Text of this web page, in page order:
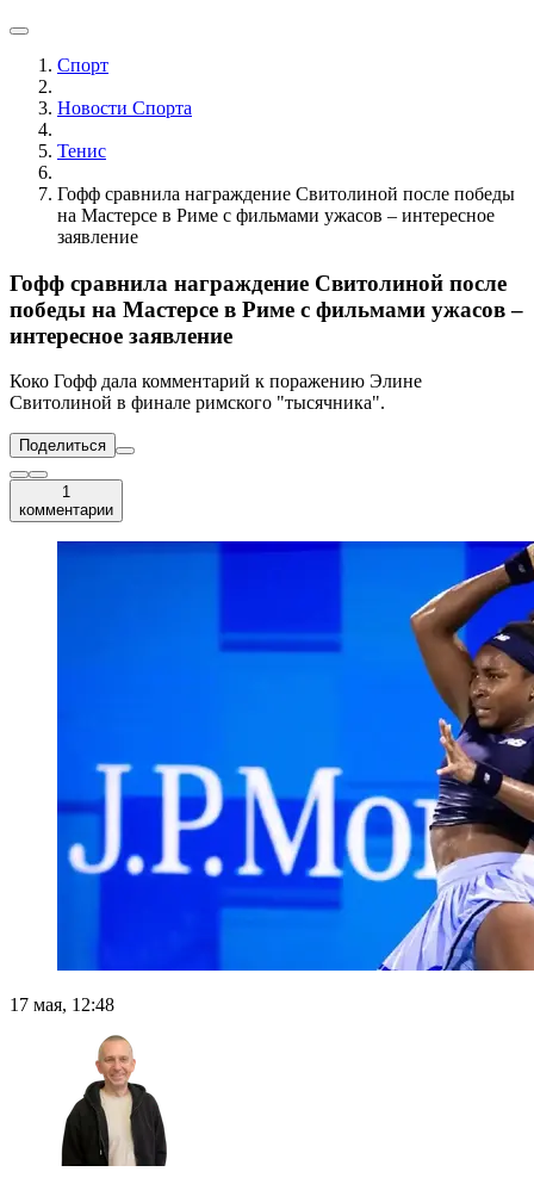
Спорт
Новости Cпорта
Тенис
Гофф сравнила награждение Свитолиной после победы
на Мастерсе в Риме с фильмами ужасов – интересное
заявление
Гофф сравнила награждение Свитолиной после
победы на Мастерсе в Риме с фильмами ужасов –
интересное заявление
Коко Гофф дала комментарий к поражению Элине
Свитолиной в финале римского "тысячника".
Поделиться
1
комментарии
17 мая, 12:48